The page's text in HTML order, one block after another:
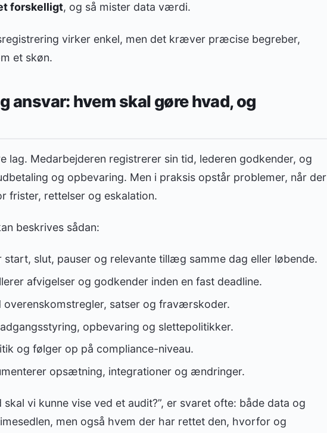
forskelligt, og så mister data værdi.
virker enkel, men det kræver præcise begreber,
et skøn.
ansvar: hvem skal gøre hvad, og
lag. Medarbejderen registrerer sin tid, lederen godkender, og
og opbevaring. Men i praksis opstår problemer, når der
frister, rettelser og eskalation.
beskrives sådan:
slut, pauser og relevante tillæg samme dag eller løbende.
afvigelser og godkender inden en fast deadline.
overenskomstregler, satser og fraværskoder.
opbevaring og slettepolitikker.
og følger op på compliance-niveau.
opsætning, integrationer og ændringer.
vi kunne vise ved et audit?”, er svaret ofte: både data og
men også hvem der har rettet den, hvorfor og